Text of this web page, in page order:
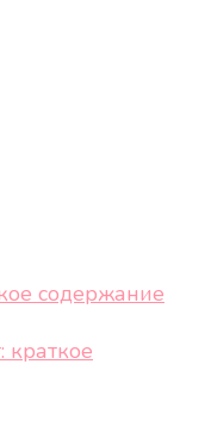
содержание